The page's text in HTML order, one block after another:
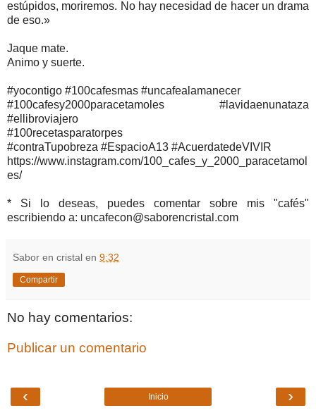
estúpidos, moriremos. No hay necesidad de hacer un drama
de eso.»
Jaque mate.
Animo y suerte.
#yocontigo #100cafesmas #uncafealamanecer
#100cafesy2000paracetamoles #lavidaenunataza
#ellibroviajero
#100recetasparatorpes
#contraTupobreza #EspacioA13 #AcuerdatedeVIVIR
https://www.instagram.com/100_cafes_y_2000_paracetamol
es/
* Si lo deseas, puedes comentar sobre mis "cafés"
escribiendo a: uncafecon@saborencristal.com
Sabor en cristal en 9:32
Compartir
No hay comentarios:
Publicar un comentario
‹ ›
Inicio